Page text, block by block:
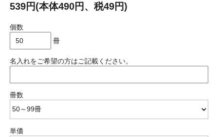
539円(本体490円、税49円)
個数
冊
名入れをご希望の方はご記載ください。
冊数
単価